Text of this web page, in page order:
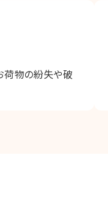
荷物の紛失や破